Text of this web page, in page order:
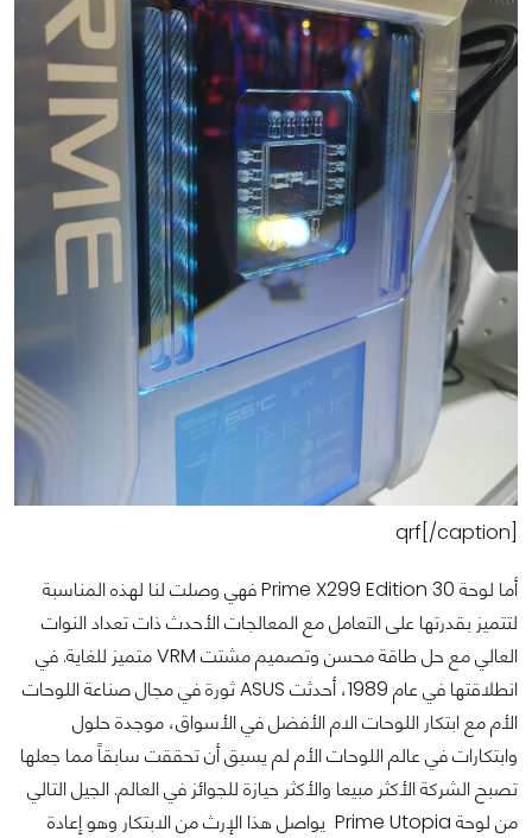
qrf[/caption]
أما لوحة Prime X299 Edition 30 فهي وصلت لنا لهذه المناسبة
لتتميز بقدرتها على التعامل مع المعالجات الأحدث ذات تعداد النوات
العالي مع حل طاقة محسن وتصميم مشتت VRM متميز للغاية. في
انطلاقتها في عام 1989، أحدثت ASUS ثورة في مجال صناعة اللوحات
الأم مع ابتكار اللوحات الام الأفضل في الأسواق، موجدة حلول
وابتكارات في عالم اللوحات الأم لم يسبق أن تحققت سابقاً مما جعلها
تصبح الشركة الأكثر مبيعا والأكثر حيازة للجوائز في العالم. الجيل التالي
من لوحة Prime Utopia يواصل هذا الإرث من الابتكار وهو إعادة